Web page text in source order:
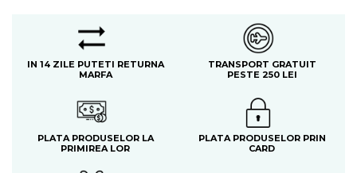
IN 14 ZILE PUTETI RETURNA
MARFA
TRANSPORT GRATUIT
PESTE 250 LEI
PLATA PRODUSELOR LA
PRIMIREA LOR
PLATA PRODUSELOR PRIN
CARD